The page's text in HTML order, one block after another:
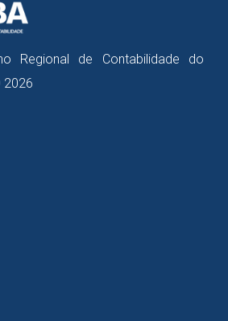
Regional de Contabilidade do
2026